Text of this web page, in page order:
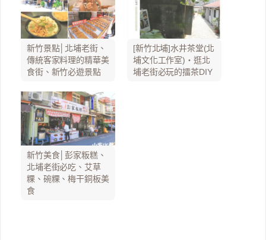
新竹景點│北埔老街、
傳統客家料理的精華美
食街、新竹必遊景點
[新竹北埔]水井茶堂(北
埔文化工作室)‧逛北
埔老街必玩的擂茶DIY
新竹美食│彭家粄糕、
北埔老街必吃、艾草
粿、碗粿、梅干銅板美
食